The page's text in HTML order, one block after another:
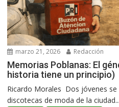
marzo 21, 2026 Redacción
Memorias Poblanas: El
historia tiene un principio)
Ricardo Morales Dos jóvenes se
discotecas de moda de la ciudad...